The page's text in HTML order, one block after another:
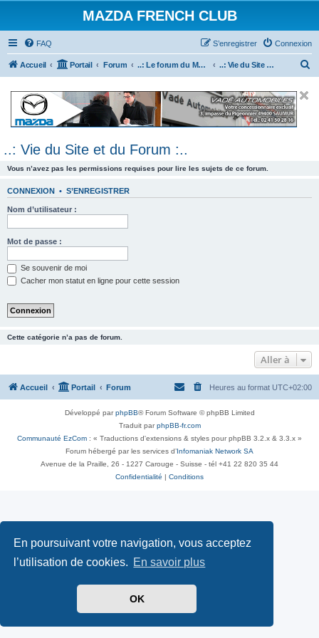
En poursuivant votre navigation, vous acceptez
l’utilisation de cookies. En savoir plus
OK
MAZDA FRENCH CLUB
FAQ Connexion
S’enregistrer
Accueil Portail Forum ..: Le forum du Mazda French Club :.. ..: Vie du Site et du Forum :..
e
..: Vie du Site et du Forum :..
Vous n’avez pas les permissions requises pour lire les sujets de ce forum.
CONNEXION • S’ENREGISTRER
Nom d’utilisateur :
Mot de passe :
Se souvenir de moi
Cacher mon statut en ligne pour cette session
Cette catégorie n’a pas de forum.
Aller à
Accueil Portail Forum Heures au format UTC+02:00
Développé parphpBB® Forum Software © phpBB Limited
Traduit parphpBB-fr.com
Communauté EzCom : « Traductions d'extensions & styles pour phpBB 3.2.x & 3.3.x »
Forum hébergé par les services d’ Infomaniak Network SA
Avenue de la Praille, 26 - 1227 Carouge - Suisse - tél +41 22 820 35 44
Confidentialité
Conditions